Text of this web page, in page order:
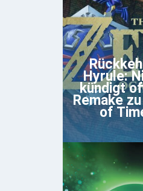
Hyrule:
kündigt
Remake
of